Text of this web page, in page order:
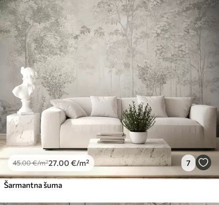
45.00€/m²27.00 €/m² 7
Šarmantna šuma